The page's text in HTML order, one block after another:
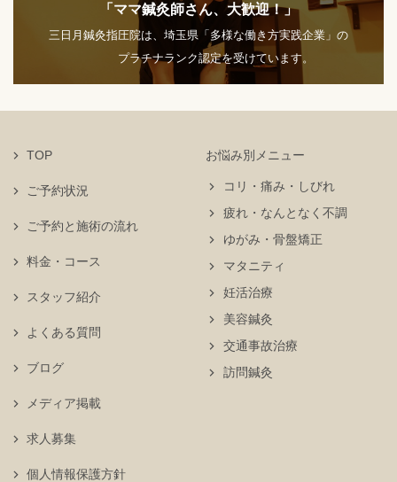
「ママ鍼灸師さん、大歓迎！」
三日月鍼灸指圧院は、埼玉県「多様な働き方実践企業」の
プラチナランク認定を受けています。
TOP
ご予約状況
お悩み別メニュー
コリ・痛み・しびれ
疲れ・なんとなく不調
ゆがみ・骨盤矯正
マタニティ
妊活治療
美容鍼灸
交通事故治療
訪問鍼灸
ご予約と施術の流れ
料金・コース
スタッフ紹介
よくある質問
ブログ
メディア掲載
求人募集
個人情報保護方針